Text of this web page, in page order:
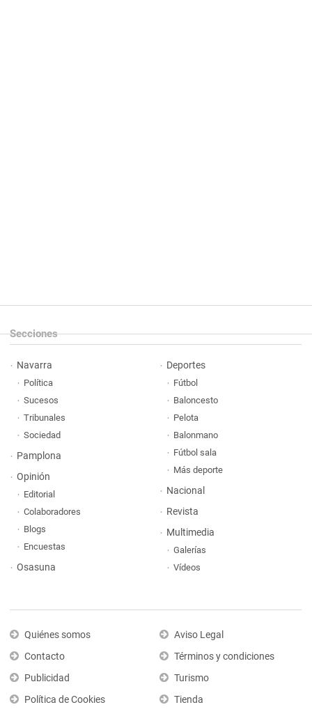
Secciones
Navarra
Política
Sucesos
Tribunales
Sociedad
Pamplona
Opinión
Editorial
Colaboradores
Blogs
Encuestas
Osasuna
Deportes
Fútbol
Baloncesto
Pelota
Balonmano
Fútbol sala
Más deporte
Nacional
Revista
Multimedia
Galerías
Vídeos
Quiénes somos
Contacto
Publicidad
Política de Cookies
Aviso Legal
Términos y condiciones
Turismo
Tienda